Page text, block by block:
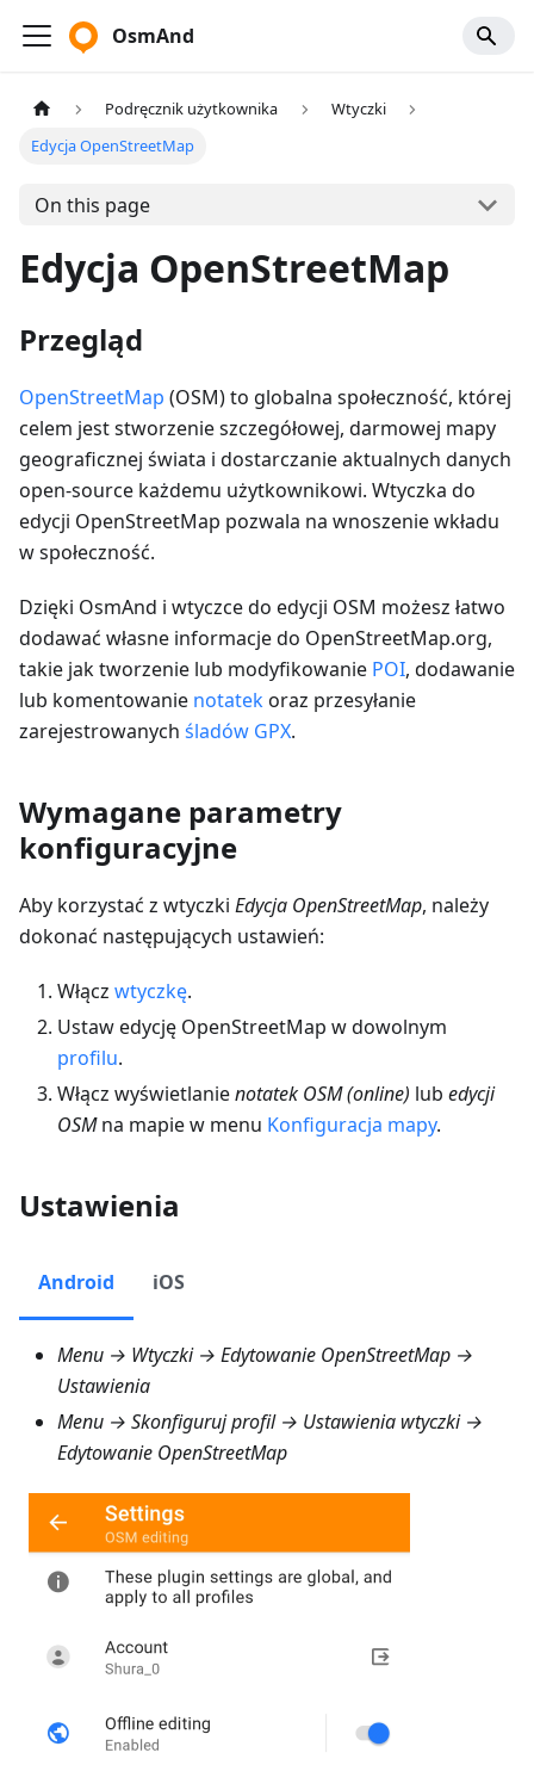
OsmAnd
Podręcznik użytkownika
Wtyczki
Edycja OpenStreetMap
On this page
Edycja OpenStreetMap
Przegląd
OpenStreetMap (OSM) to globalna społeczność, której
celem jest stworzenie szczegółowej, darmowej mapy
geograficznej świata i dostarczanie aktualnych danych
open-source każdemu użytkownikowi. Wtyczka do
edycji OpenStreetMap pozwala na wnoszenie wkładu
w społeczność.
Dzięki OsmAnd i wtyczce do edycji OSM możesz łatwo
dodawać własne informacje do OpenStreetMap.org,
takie jak tworzenie lub modyfikowanie POI, dodawanie
lub komentowanie notatekoraz przesyłanie
zarejestrowanych śladów GPX.
Wymagane parametry
konfiguracyjne
Aby korzystać z wtyczki Edycja OpenStreetMap, należy
dokonać następujących ustawień:
Włącz wtyczkę.
Ustaw edycję OpenStreetMap w dowolnym
profilu.
Włącz wyświetlanienotatek OSM (online) lub edycji
OSMna mapie w menu Konfiguracja mapy.
Ustawienia
Android iOS
Menu → Wtyczki → Edytowanie OpenStreetMap →
Ustawienia
Menu → Skonfiguruj profil → Ustawienia wtyczki →
Edytowanie OpenStreetMap